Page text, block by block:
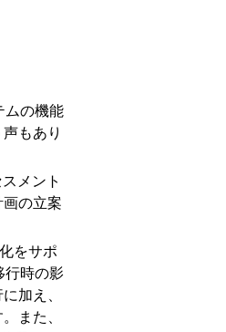
ムの機能
もあり
メント
の立案
をサポ
時の影
加え、
また、